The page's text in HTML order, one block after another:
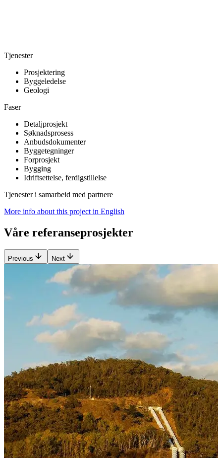
Tjenester
Prosjektering
Byggeledelse
Geologi
Faser
Detaljprosjekt
Søknadsprosess
Anbudsdokumenter
Byggetegninger
Forprosjekt
Bygging
Idriftsettelse, ferdigstillelse
Tjenester i samarbeid med partnere
More info about this project in English
Våre referanseprosjekter
Previous Next